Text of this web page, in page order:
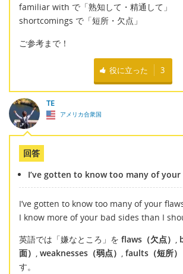
familiar with で「熟知して・精通して」
shortcomings で「短所・欠点」
ご参考まで！
役に立った 3
TE
アメリカ合衆国
回答
I’ve gotten to know too many of your
I’ve gotten to know too many of your
I know more of your bad sides than I
英語では「嫌なところ」を flaws（欠点） ,
面） , weaknesses（弱点） , faults（短所）
す。